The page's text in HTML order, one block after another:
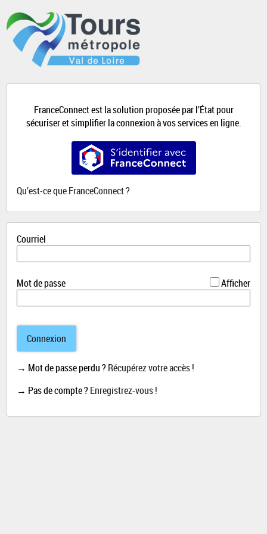
FranceConnect est la solution proposée par l’État pour
sécuriser et simplifier la connexion à vos services en ligne.
S’identifier avec FranceConnect
Qu’est-ce que FranceConnect ?
Courriel
Mot de passe Afficher
Connexion
→ Mot de passe perdu ?Récupérez votre accès !
→ Pas de compte ?Enregistrez-vous !